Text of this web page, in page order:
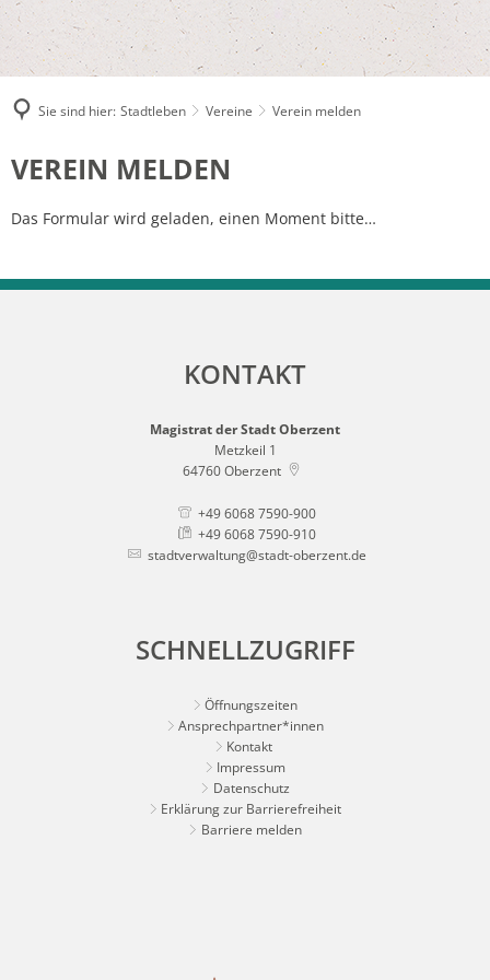
Sie sind hier: Stadtleben Vereine Verein melden
Verein
melden
VEREIN MELDEN
Das Formular wird geladen, einen Moment bitte…
KONTAKT
Magistrat der Stadt Oberzent
Metzkeil 1
64760Oberzent
+49 6068 7590-900
+49 6068 7590-910
stadtverwaltung@stadt-oberzent.de
SCHNELLZUGRIFF
Öffnungszeiten
Ansprechpartner*innen
Kontakt
Impressum
Datenschutz
Erklärung zur Barrierefreiheit
Barriere melden